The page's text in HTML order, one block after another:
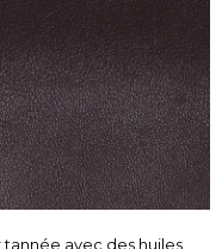
avec des huiles